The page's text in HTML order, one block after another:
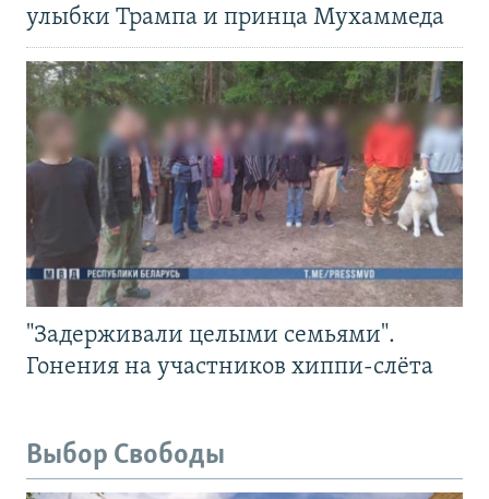
улыбки Трампа и принца Мухаммеда
"Задерживали целыми семьями".
Гонения на участников хиппи-слёта
Выбор Свободы